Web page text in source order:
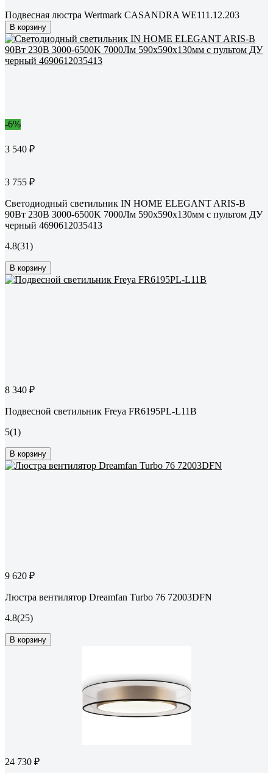
Подвесная люстра Wertmark CASANDRA WE111.12.203
В корзину
-6%
3 540 ₽
3 755 ₽
Светодиодный светильник IN HOME ELEGANT ARIS-B
90Вт 230В 3000-6500K 7000Лм 590x590x130мм c пультом ДУ
черный 4690612035413
4.8(31)
В корзину
8 340 ₽
Подвесной светильник Freya FR6195PL-L11B
5(1)
В корзину
9 620 ₽
Люстра вентилятор Dreamfan Turbo 76 72003DFN
4.8(25)
В корзину
24 730 ₽